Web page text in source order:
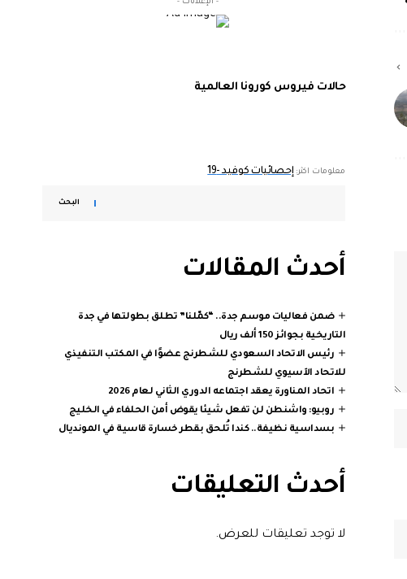
- الإعلانات -
حالات فيروس كورونا العالمية
معلومات اكثر: إحصائيات كوفيد -19
البحث
أحدث المقالات
ضمن فعاليات موسم جدة.. “كمّلنا” تطلق بطولتها في جدة
التاريخية بجوائز 150 ألف ريال
رئيس الاتحاد السعودي للشطرنج عضوًا في المكتب التنفيذي
للاتحاد الآسيوي للشطرنج
اتحاد المناورة يعقد اجتماعه الدوري الثاني لعام 2026
روبيو: واشنطن لن تفعل شيئا يقوض أمن الحلفاء في الخليج
بسداسية نظيفة.. كندا تُلحق بقطر خسارة قاسية في المونديال
أحدث التعليقات
لا توجد تعليقات للعرض.